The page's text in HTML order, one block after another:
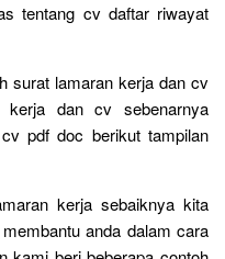
tentang cv daftar riwayat
surat lamaran kerja dan cv
kerja dan cv sebenarnya
pdf doc berikut tampilan
kerja sebaiknya kita
anda dalam cara